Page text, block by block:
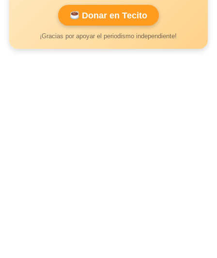
Donar en Tecito
¡Gracias por apoyar el periodismo independiente!